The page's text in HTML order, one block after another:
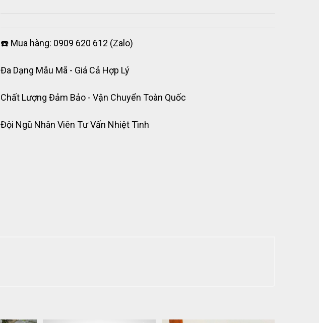
☎️ Mua hàng: 0909 620 612 (Zalo)
Đa Dạng Mẫu Mã - Giá Cả Hợp Lý
Chất Lượng Đảm Bảo - Vận Chuyển Toàn Quốc
Đội Ngũ Nhân Viên Tư Vấn Nhiệt Tình